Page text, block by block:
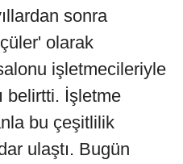
sonra
olarak
işletmecileriyle
belirtti. İşletme
bu çeşitlilik
ulaştı. Bugün